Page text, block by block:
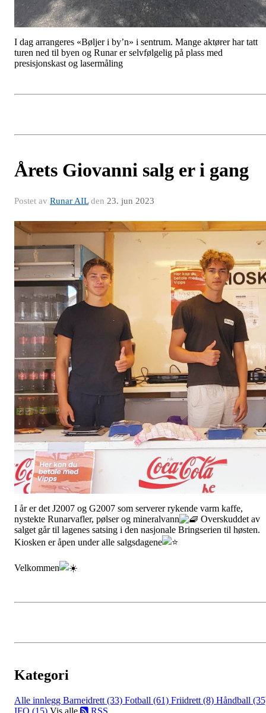
I dag arrangeres «Bøljer i by’n» i sentrum. Mange aktører har tatt
turen ned til byen og Runar er selvfølgelig på plass med
presisjonskast og lasermåling
Årets Giovanni salg er i gang
Postet av Runar AILden 23. jun 2023
I år er det J2007 og G2007 som serverer rykende varm kaffe,
nystekte Runarvafler, pølser og mineralvann
Overskuddet av
salget går til lagenes satsing i den nasjonale Bringserien til høsten.
Kiosken er åpen under alle salgsdagene
Velkommen
Kategori
Alle innlegg Barneidrett (33) Fotball (61) Friidrett (8) Håndball
IFO (15) Vis alle RSS